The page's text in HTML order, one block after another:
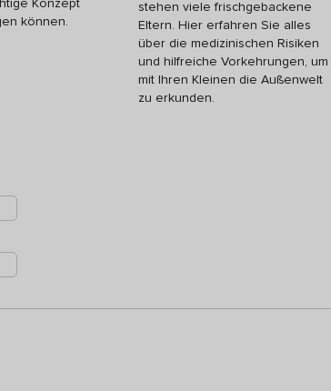
Konzept
können.
stehen viele frischgebackene
Eltern. Hier erfahren Sie alles
über die medizinischen Risiken
und hilfreiche Vorkehrungen, um
mit Ihren Kleinen die Außenwelt
zu erkunden.